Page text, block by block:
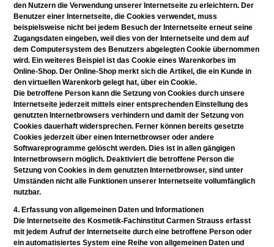
den Nutzern die Verwendung unserer Internetseite zu erleichtern. Der
Benutzer einer Internetseite, die Cookies verwendet, muss
beispielsweise nicht bei jedem Besuch der Internetseite erneut seine
Zugangsdaten eingeben, weil dies von der Internetseite und dem auf
dem Computersystem des Benutzers abgelegten Cookie übernommen
wird. Ein weiteres Beispiel ist das Cookie eines Warenkorbes im
Online-Shop. Der Online-Shop merkt sich die Artikel, die ein Kunde in
den virtuellen Warenkorb gelegt hat, über ein Cookie.
Die betroffene Person kann die Setzung von Cookies durch unsere
Internetseite jederzeit mittels einer entsprechenden Einstellung des
genutzten Internetbrowsers verhindern und damit der Setzung von
Cookies dauerhaft widersprechen. Ferner können bereits gesetzte
Cookies jederzeit über einen Internetbrowser oder andere
Softwareprogramme gelöscht werden. Dies ist in allen gängigen
Internetbrowsern möglich. Deaktiviert die betroffene Person die
Setzung von Cookies in dem genutzten Internetbrowser, sind unter
Umständen nicht alle Funktionen unserer Internetseite vollumfänglich
nutzbar.
4. Erfassung von allgemeinen Daten und Informationen
Die Internetseite des Kosmetik-Fachinstitut Carmen Strauss erfasst
mit jedem Aufruf der Internetseite durch eine betroffene Person oder
ein automatisiertes System eine Reihe von allgemeinen Daten und